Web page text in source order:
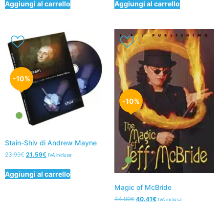
Aggiungi al carrello Aggiungi al carrello
-10%
Stain-Shiv di Andrew Mayne
23.99€ 21.59€ IVA inclusa
Aggiungi al carrello
-10%
Magic of McBride
44.90€ 40.41€ IVA inclusa